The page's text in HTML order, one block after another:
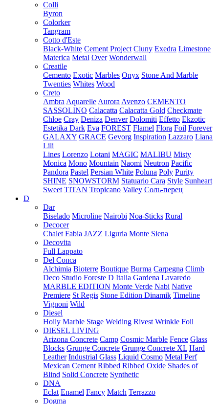
Colli
Byron
Colorker
Tangram
Cotto d'Este
Black-White Cement Project Cluny Exedra Limestone
Materica Metal Over Wonderwall
Creatile
Cemento Exotic Marbles Onyx Stone And Marble
Twenties Whites Wood
Creto
Ambra Aquarelle Aurora Avenzo CEMENTO
SASSOLINO Calacatta Calacatta Gold Checkmate
Chloe Cray Deniza Denver Dolomiti Effetto Ekzotic
Estetika Dark Eva FOREST Flamel Flora Foil Forever
GALAXY GRACE Gevorg Inspiration Lazzaro Liana
Lili
Lines Lorenzo Lotani MAGIC MALIBU Misty
Monica Mono Mountain Naomi Neutron Pacific
Pandora Pastel Persian White Poluna Poly Purity
SHINE SNOWSTORM Statuario Cara Style Sunheart
Sweet TITAN Tropicano Valley Соль-перец
D
Dar
Biselado Microline Nairobi Noa-Sticks Rural
Decocer
Chalet Fabia JAZZ Liguria Monte Siena
Decovita
Full Lappato
Del Conca
Alchimia Bioterre Boutique Burma Carpegna Climb
Deco Studio Foreste D Italia Gardena Lavaredo
MARBLE EDITION Monte Verde Nabi Native
Premiere St Regis Stone Edition Dinamik Timeline
Vignoni Wild
Diesel
Hoily Marble Stage Welding Rivest Wrinkle Foil
DIESEL LIVING
Arizona Concrete Camp Cosmic Marble Fence Glass
Blocks Grunge Concrete Grunge Concrete XL Hard
Leather Industrial Glass Liquid Cosmo Metal Perf
Mexican Cement Ribbed Ribbed Oxide Shades of
Blind Solid Concrete Synthetic
DNA
Eclat Enamel Fancy Match Terrazzo
Dogma